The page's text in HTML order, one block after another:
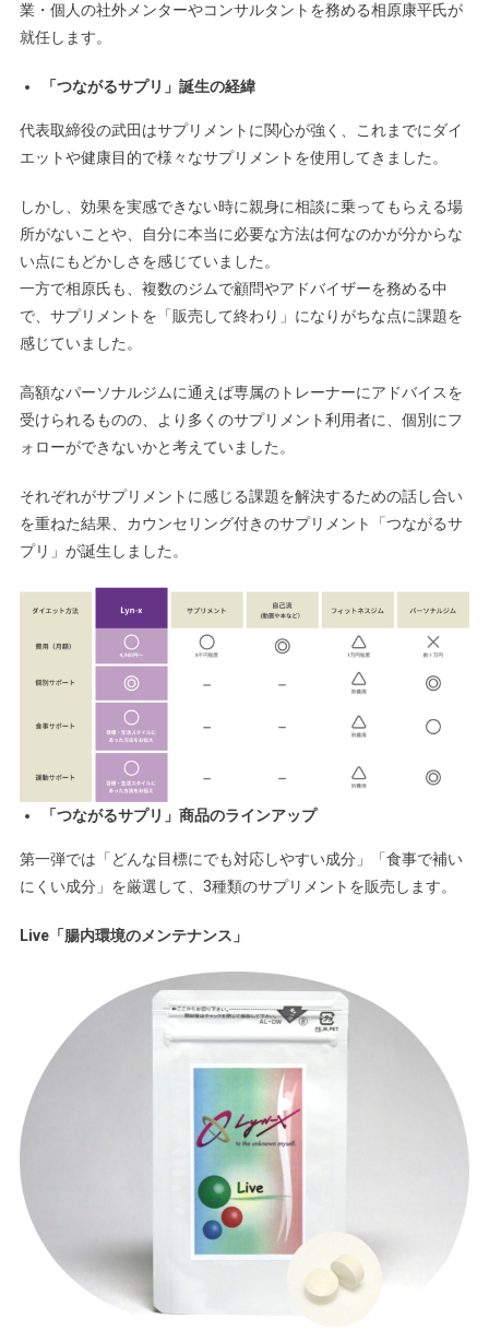
業・個人の社外メンターやコンサルタントを務める相原康平氏が
就任します。
「つながるサプリ」誕生の経緯
代表取締役の武田はサプリメントに関心が強く、これまでにダイ
エットや健康目的で様々なサプリメントを使用してきました。
しかし、効果を実感できない時に親身に相談に乗ってもらえる場
所がないことや、自分に本当に必要な方法は何なのかが分からな
い点にもどかしさを感じていました。
一方で相原氏も、複数のジムで顧問やアドバイザーを務める中
で、サプリメントを「販売して終わり」になりがちな点に課題を
感じていました。
高額なパーソナルジムに通えば専属のトレーナーにアドバイスを
受けられるものの、より多くのサプリメント利用者に、個別にフ
ォローができないかと考えていました。
それぞれがサプリメントに感じる課題を解決するための話し合い
を重ねた結果、カウンセリング付きのサプリメント「つながるサ
プリ」が誕生しました。
「つながるサプリ」商品のラインアップ
第一弾では「どんな目標にでも対応しやすい成分」「食事で補い
にくい成分」を厳選して、3種類のサプリメントを販売します。
Live「腸内環境のメンテナンス」